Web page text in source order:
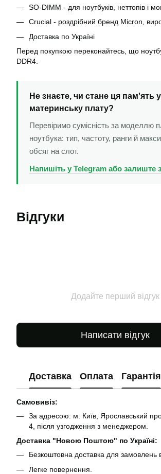
SO-DIMM - для ноутбуків, неттопів і
Crucial - роздрібний бренд Micron,
Доставка по Україні
Перед покупкою переконайтесь, що
DDR4.
Не знаєте, чи стане ця пам'ять
материнську плату?
Перевіримо сумісність за моделлю
ноутбука: тип, частоту, ранги й
обсяг на слот.
Напишіть у Telegram або залиште
Відгуки
Додайте перший відгук
Написати відгук
Доставка Оплата Гарантія
Самовивіз:
За адресою: м. Київ, Ярославський
4, після узгодження з менеджером.
Доставка "Новою Поштою" по Україні:
Безкоштовна доставка для замовлень
Легке повернення.